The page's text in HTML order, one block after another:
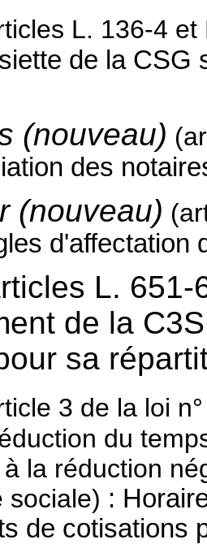
L. 136-4
de la CSG
(nouveau)
des
(nouveau)
d'affectation
L.
de la
sa
3 de la loi
du
la réduction
sociale) :
de cotisations